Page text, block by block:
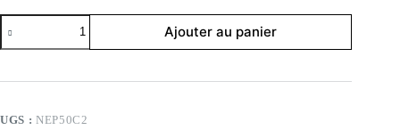
quantité
de
Nasse
écrevisses
Ajouter au panier
UGS : NEP50C2